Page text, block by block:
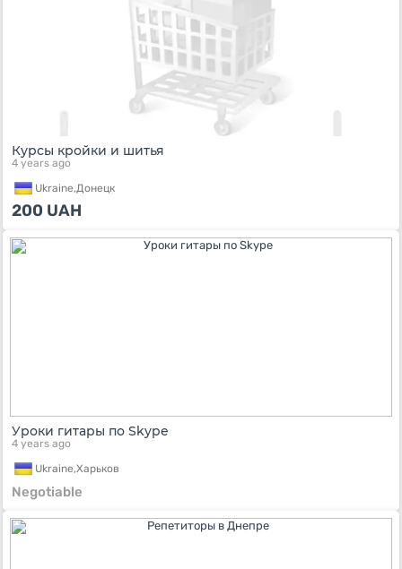
Курсы кройки и шитья
4 years ago
Ukraine,Донецк
200 UAH
Уроки гитары по Skype
4 years ago
Ukraine,Харьков
Negotiable